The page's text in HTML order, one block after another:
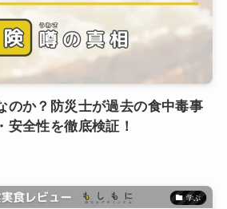
のか？防災士が過去の食中毒事
安全性を徹底検証！
学ぶ